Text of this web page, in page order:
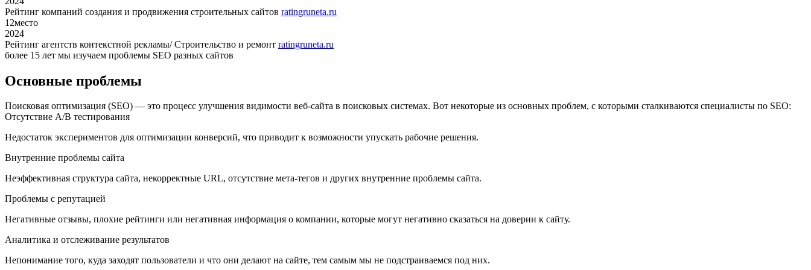
Рейтинг компаний создания и продвижения строительных сайтов ratingruneta.ru
12место
2024
Рейтинг агентств контекстной рекламы/ Строительство и ремонт ratingruneta.ru
более 15 лет мы изучаем проблемы SEO разных сайтов
Основные проблемы
Поисковая оптимизация (SEO) — это процесс улучшения видимости веб-сайта в поисковых системах. Вот некоторые из основных проблем, с которыми сталкиваются специалисты по SEO:
Отсутствие A/B тестирования
Недостаток экспериментов для оптимизации конверсий, что приводит к возможности упускать рабочие решения.
Внутренние проблемы сайта
Неэффективная структура сайта, некорректные URL, отсутствие мета-тегов и других внутренние проблемы сайта.
Проблемы с репутацией
Негативные отзывы, плохие рейтинги или негативная информация о компании, которые могут негативно сказаться на доверии к сайту.
Аналитика и отслеживание результатов
Непонимание того, куда заходят пользователи и что они делают на сайте, тем самым мы не подстраиваемся под них.